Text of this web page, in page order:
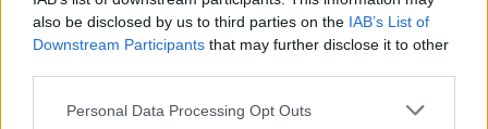
also be disclosed by us to third parties on the IAB’s List of
Downstream Participants that may further disclose it to other
Personal Data Processing Opt Outs
παιδιατρικού/εφηβικού εμβολιασμού στην
Ελλάδα. Η μελέτη χρησιμοποίησε
αποτελέσματα της οποίας θα παρουσιαστούν